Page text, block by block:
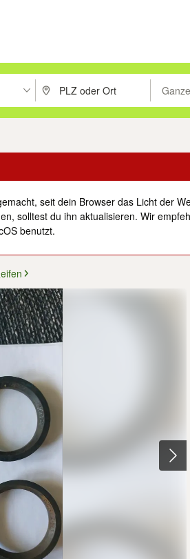
Vorschläge mit den Pfeiltasten nach
PLZ oder Ort eingeben. Suche
seit dein Browser das Licht der
solltest du ihn aktualisieren. Wir
benutzt.